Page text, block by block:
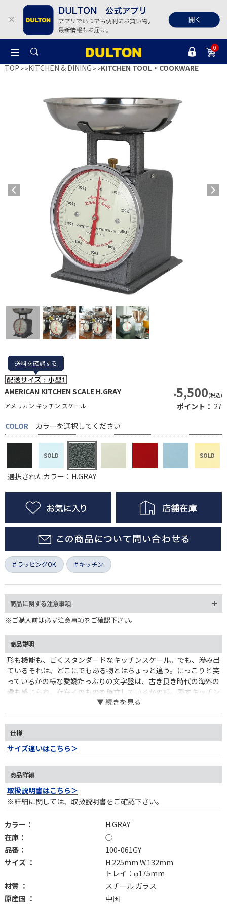
0
TOP >KITCHEN & DINING >KITCHEN TOOL・COOKWARE
送料を確認する
送料を確認する
AMERICAN KITCHEN SCALE H.GRAY
アメリカン キッチン スケール
¥5,500(税込)
ポイント： 27
COLOR
カラーを選択してください
選択されたカラー：H.GRAY
ラッピングOK キッチン
商品に関する注意事項
※ご購入前は必ず注意事項をご確認下さい。
商品説明
形も機能も、ごくスタンダードなキッチンスケール。でも、滲み出
ているそれは、どこにでもある物とはちょっと違う。にっこりと笑
っているかの様な愛嬌たっぷりの文字盤は、古き良き時代の海外の
趣も感じられ、存在そのものを確立しているかの様。隠すキッチン
ツールではなく見せたくなるアイテムです。
仕様
サイズ違いはこちら＞
商品詳細
取扱説明書はこちら＞
※詳細に関しては、取扱説明書をご確認下さい。
カラー：
H.GRAY
在庫：
◯
品番：
100-061GY
サイズ ：
H.225mm W.132mm
トレイ：φ175mm
材質 ：
スチール ガラス
原産国 ：
中国